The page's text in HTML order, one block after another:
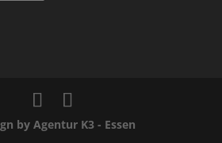
by Agentur K3 - Essen